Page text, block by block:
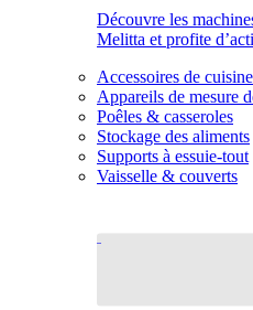
Découvre les
Melitta et profite
Accessoires de cuisine
Appareils de mesure
Poêles & casseroles
Stockage des aliments
Supports à essuie-tout
Vaisselle & couverts